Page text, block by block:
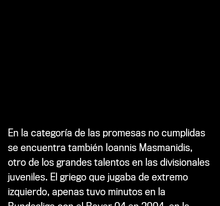
En la categoría de las promesas no cumplidas
se encuentra también Ioannis Masmanidis,
otro de los grandes talentos en las divisionales
juveniles. El griego que jugaba de extremo
izquierdo, apenas tuvo minutos en la